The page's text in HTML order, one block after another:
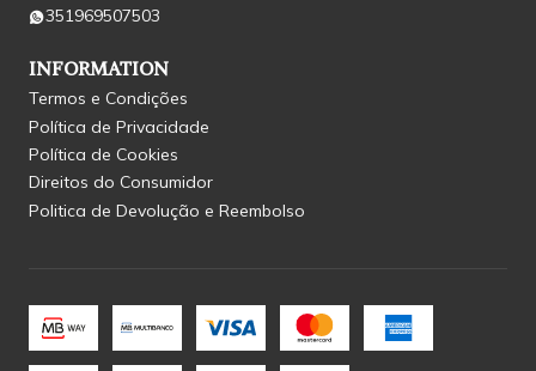
351969507503
INFORMATION
Termos e Condições
Política de Privacidade
Política de Cookies
Direitos do Consumidor
Politica de Devolução e Reembolso